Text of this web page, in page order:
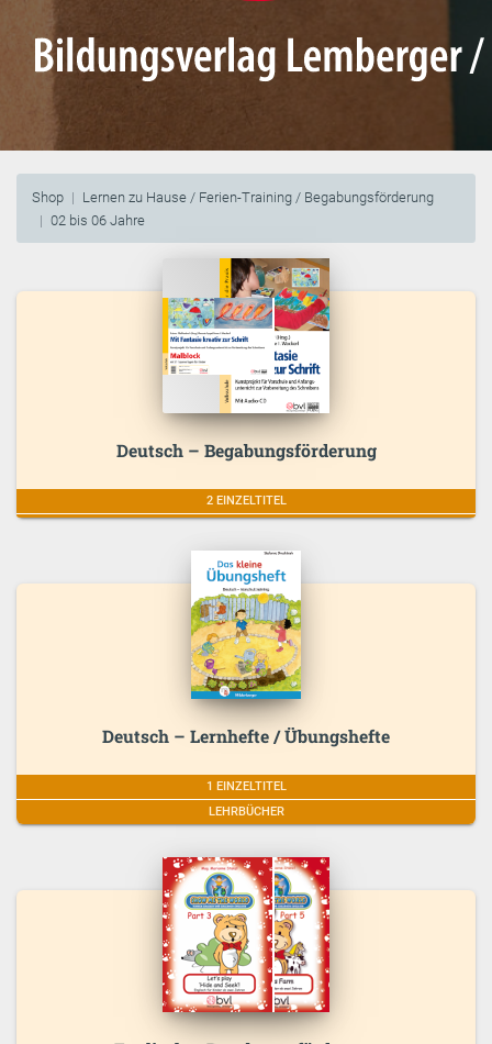
Shop
Lernen zu Hause / Ferien-Training / Begabungsförderung
02 bis 06 Jahre
Deutsch – Begabungsförderung
2 EINZELTITEL
Deutsch – Lernhefte / Übungshefte
1 EINZELTITEL
LEHRBÜCHER